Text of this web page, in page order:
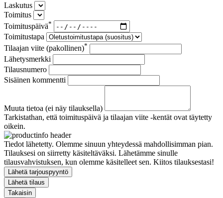
Laskutus
Toimitus
Toimituspäivä*
Toimitustapa
Tilaajan viite (pakollinen)*
Lähetysmerkki
Tilausnumero
Sisäinen kommentti
Muuta tietoa (ei näy tilauksella)
Tarkistathan, että toimituspäivä ja tilaajan viite -kentät ovat täytetty
oikein.
Tiedot lähetetty. Olemme sinuun yhteydessä mahdollisimman pian.
Tilauksesi on siirretty käsiteltäväksi. Lähetämme sinulle
tilausvahvistuksen, kun olemme käsitelleet sen. Kiitos tilauksestasi!
Lähetä tarjouspyyntö
Lähetä tilaus
Takaisin